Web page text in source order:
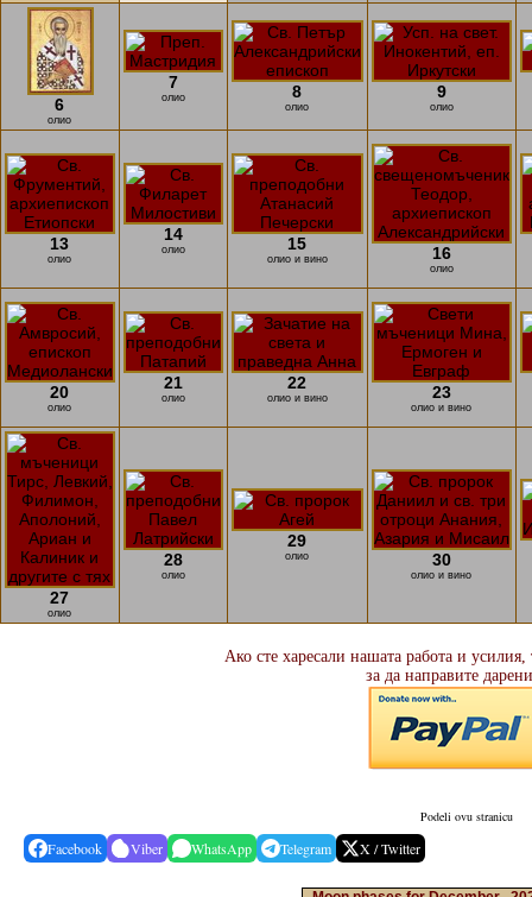
6
олио
7
олио 8
олио
9
олио
13
олио
14
олио 15
олио и вино 16
олио
20
олио
21
олио
22
олио и вино 23
олио и вино
27
олио
28
олио
29
олио 30
олио и вино
Ако сте харесали нашата работа и
за да направите
Podeli ovu stranicu
Facebook Viber WhatsApp Telegram X / Twitter